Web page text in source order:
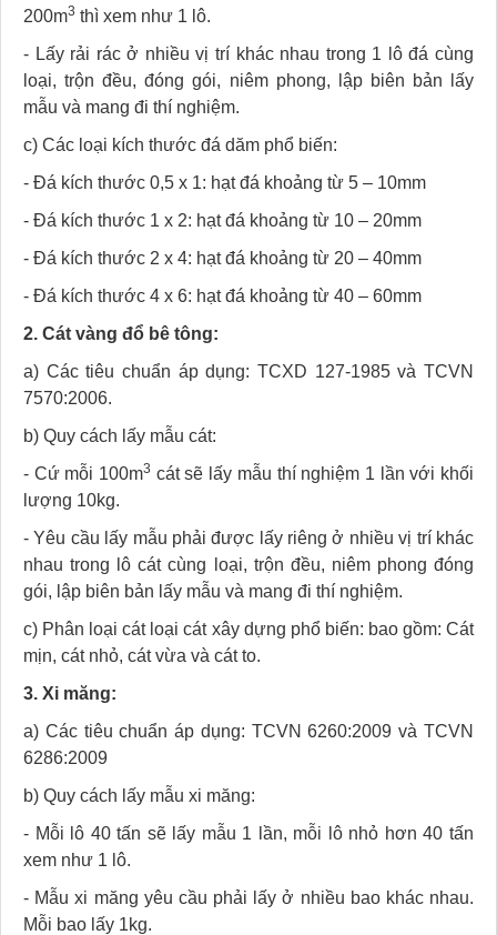
200m3 thì xem như 1 lô.
- Lấy rải rác ở nhiều vị trí khác nhau trong 1 lô đá cùng
loại, trộn đều, đóng gói, niêm phong, lập biên bản lấy
mẫu và mang đi thí nghiệm.
c) Các loại kích thước đá dăm phổ biến:
- Đá kích thước 0,5 x 1: hạt đá khoảng từ 5 – 10mm
- Đá kích thước 1 x 2: hạt đá khoảng từ 10 – 20mm
- Đá kích thước 2 x 4: hạt đá khoảng từ 20 – 40mm
- Đá kích thước 4 x 6: hạt đá khoảng từ 40 – 60mm
2. Cát vàng đổ bê tông:
a) Các tiêu chuẩn áp dụng: TCXD 127-1985 và TCVN
7570:2006.
b) Quy cách lấy mẫu cát:
- Cứ mỗi 100m3 cát sẽ lấy mẫu thí nghiệm 1 lần với khối
lượng 10kg.
- Yêu cầu lấy mẫu phải được lấy riêng ở nhiều vị trí khác
nhau trong lô cát cùng loại, trộn đều, niêm phong đóng
gói, lập biên bản lấy mẫu và mang đi thí nghiệm.
c) Phân loại cát loại cát xây dựng phổ biến: bao gồm: Cát
mịn, cát nhỏ, cát vừa và cát to.
3. Xi măng:
a) Các tiêu chuẩn áp dụng: TCVN 6260:2009 và TCVN
6286:2009
b) Quy cách lấy mẫu xi măng:
- Mỗi lô 40 tấn sẽ lấy mẫu 1 lần, mỗi lô nhỏ hơn 40 tấn
xem như 1 lô.
- Mẫu xi măng yêu cầu phải lấy ở nhiều bao khác nhau.
Mỗi bao lấy 1kg.